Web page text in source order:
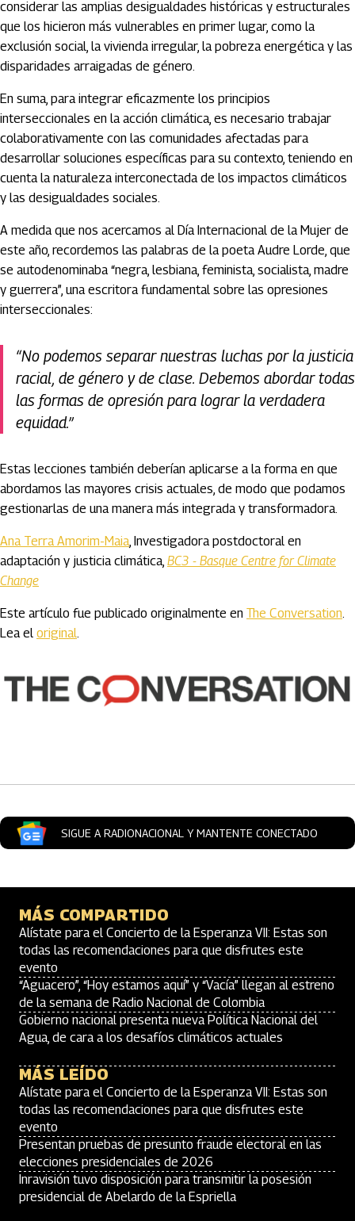
considerar las amplias desigualdades históricas y estructurales
que los hicieron más vulnerables en primer lugar, como la
exclusión social, la vivienda irregular, la pobreza energética y las
disparidades arraigadas de género.
En suma, para integrar eficazmente los principios
interseccionales en la acción climática, es necesario trabajar
colaborativamente con las comunidades afectadas para
desarrollar soluciones específicas para su contexto, teniendo en
cuenta la naturaleza interconectada de los impactos climáticos
y las desigualdades sociales.
A medida que nos acercamos al Día Internacional de la Mujer de
este año, recordemos las palabras de la poeta Audre Lorde, que
se autodenominaba “negra, lesbiana, feminista, socialista, madre
y guerrera”, una escritora fundamental sobre las opresiones
interseccionales:
“No podemos separar nuestras luchas por la justicia
racial, de género y de clase. Debemos abordar todas
las formas de opresión para lograr la verdadera
equidad.”
Estas lecciones también deberían aplicarse a la forma en que
abordamos las mayores crisis actuales, de modo que podamos
gestionarlas de una manera más integrada y transformadora.
Ana Terra Amorim-Maia, Investigadora postdoctoral en
adaptación y justicia climática, BC3 - Basque Centre for Climate
Change
Este artículo fue publicado originalmente en The Conversation.
Lea el original.
SIGUE A RADIONACIONAL Y MANTENTE CONECTADO
MÁS COMPARTIDO
Alístate para el Concierto de la Esperanza VII: Estas son
todas las recomendaciones para que disfrutes este
evento
“Aguacero”, “Hoy estamos aquí” y “Vacía” llegan al estreno
de la semana de Radio Nacional de Colombia
Gobierno nacional presenta nueva Política Nacional del
Agua, de cara a los desafíos climáticos actuales
MÁS LEÍDO
Alístate para el Concierto de la Esperanza VII: Estas son
todas las recomendaciones para que disfrutes este
evento
Presentan pruebas de presunto fraude electoral en las
elecciones presidenciales de 2026
Inravisión tuvo disposición para transmitir la posesión
presidencial de Abelardo de la Espriella